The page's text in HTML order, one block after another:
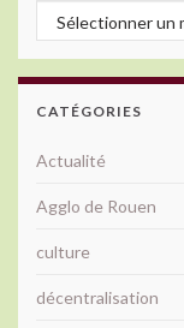
Archives
CATÉGORIES
Actualité
Agglo de Rouen
culture
décentralisation